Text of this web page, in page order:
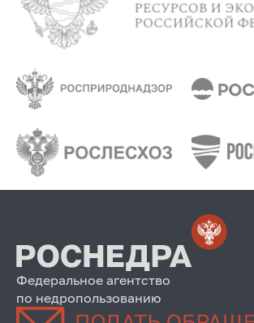
Федеральное агентство
по недропользованию